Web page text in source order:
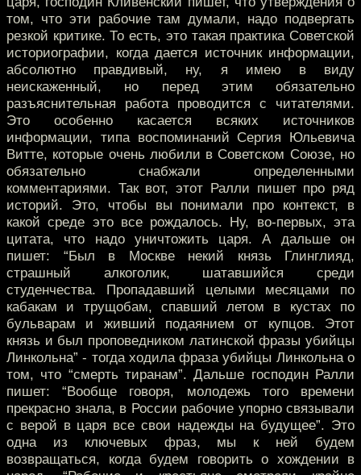
том, что эти рабочие там думали, надо подвергать
резкой критике. То есть, это такая практика Советской
историографии, когда дается источник информации,
абсолютно правдивый, ну, я имею в виду
неискаженный, но перед этим обязательно
разъяснительная работа проводится с читателями.
Это особенно касается всяких источников
информации, типа воспоминаний Сергия Юльевича
Витте, которые очень любили в Советском Союзе, но
обязательно снабжали определенными
комментариями. Так вот, этот Ралли пишет про ряд
историй. Это, чтобы вы понимали про контекст, в
какой среде это все рождалось. Ну, во-первых, эта
цитата, что надо уничтожить царя. А дальше он
пишет: “Был в Москве некий князь Глинглияд,
страшный алкоголик, шатавшийся среди
студенчества. Пропадавший целыми месяцами по
кабакам и трущобам, спавший летом в кустах по
бульварам и живший подаянием от купцов. Этот
князь и был проповедником латинской фразы убийцы
Линкольна” - тогда ходила фраза убийцы Линкольна о
том, что “смерть тиранам”. Дальше господин Ралли
пишет: “Вообще говоря, молодежь того времени
прекрасно знала, в России рабочие упорно связывали
с верой в царя все свои надежды на будущее”. Это
одна из ключевых фраз, мы к ней будем
возвращаться, когда будем говорить о хождении в